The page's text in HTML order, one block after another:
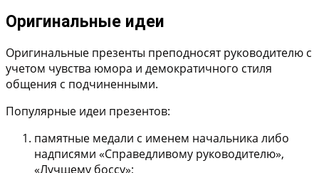
Оригинальные идеи
Оригинальные презенты преподносят руководителю с
учетом чувства юмора и демократичного стиля
общения с подчиненными.
Популярные идеи презентов:
памятные медали с именем начальника либо
надписями «Справедливому руководителю»,
«Лучшему боссу»;